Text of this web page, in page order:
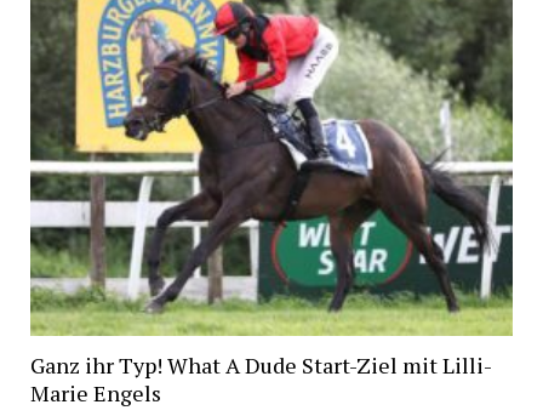
Ganz ihr Typ! What A Dude Start-Ziel mit Lilli-
Marie Engels